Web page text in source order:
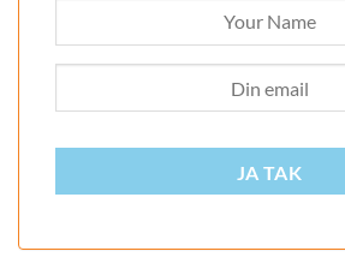
JA TAK